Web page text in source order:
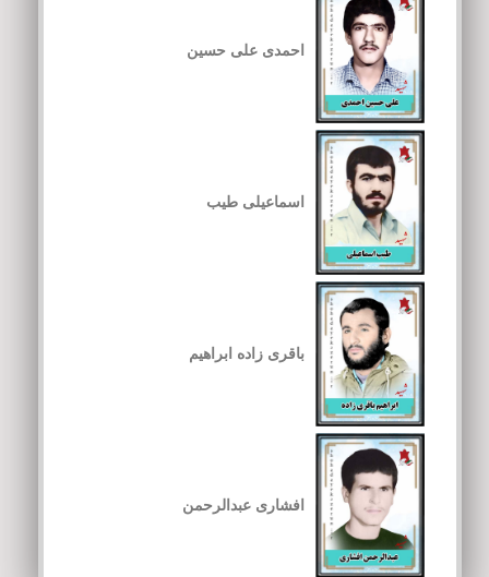
احمدی علی حسین
اسماعیلی طیب
باقری زاده ابراهیم
افشاری عبدالرحمن